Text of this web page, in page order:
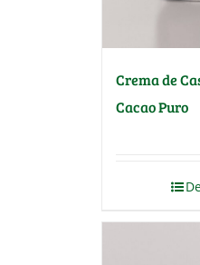
Crema de
Cacao Puro